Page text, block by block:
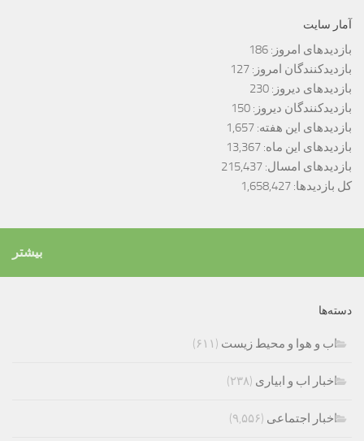
آمار سایت
بازدیدهای امروز: 186
بازدیدکنندگان امروز: 127
بازدیدهای دیروز: 230
بازدیدکنندگان دیروز: 150
بازدیدهای این هفته: 1,657
بازدیدهای این ماه: 13,367
بازدیدهای امسال: 215,437
کل بازدیدها: 1,658,427
بیشتر
دسته‌ها
اب و هوا و محیط زیست (۶۱۱)
اخبار اب و ابیاری (۲۳۸)
اخبار اجتماعی (۹,۵۵۶)